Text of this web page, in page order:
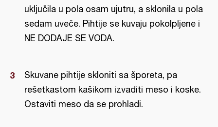
uključila u pola osam ujutru, a sklonila u pola
sedam uveče. Pihtije se kuvaju pokolpljene i
NE DODAJE SE VODA.
Skuvane pihtije skloniti sa šporeta, pa
rešetkastom kašikom izvaditi meso i koske.
Ostaviti meso da se prohladi.